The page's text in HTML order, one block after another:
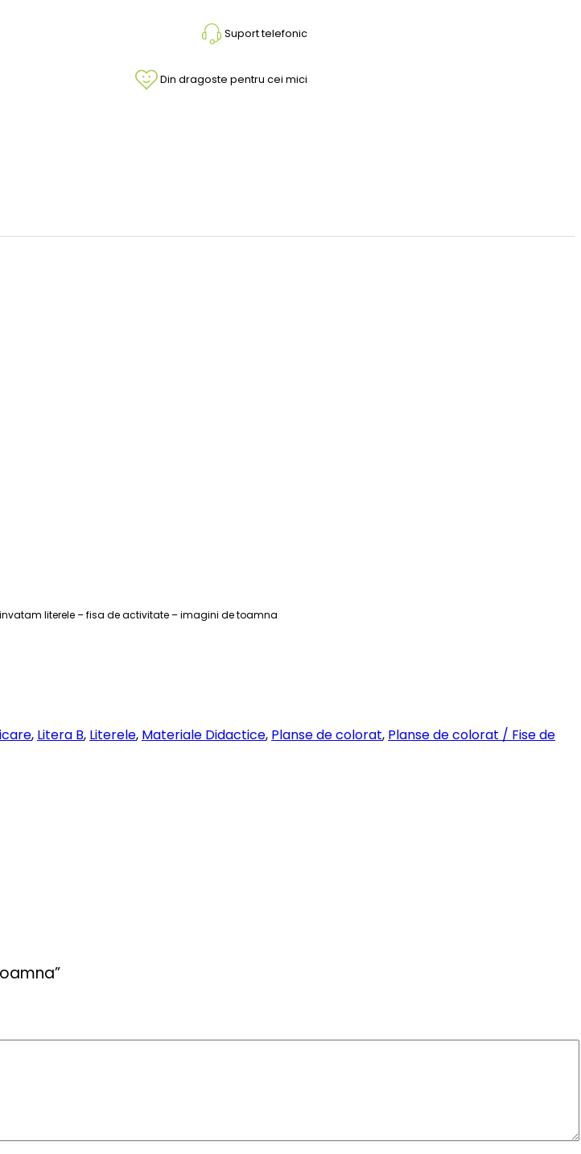
Suport telefonic
Din dragoste pentru cei mici
literele – fisa de activitate – imagini de toamna
, Litera B, Literele, Materiale Didactice, Planse de colorat, Planse de colorat / Fise de